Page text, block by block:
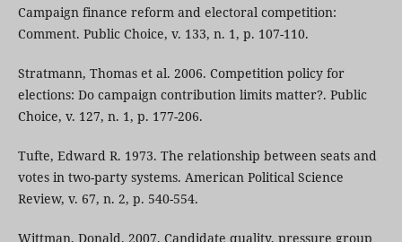
Campaign finance reform and electoral competition:
Comment. Public Choice, v. 133, n. 1, p. 107-110.
Stratmann, Thomas et al. 2006. Competition policy for
elections: Do campaign contribution limits matter?. Public
Choice, v. 127, n. 1, p. 177-206.
Tufte, Edward R. 1973. The relationship between seats and
votes in two-party systems. American Political Science
Review, v. 67, n. 2, p. 540-554.
Wittman, Donald. 2007. Candidate quality, pressure group